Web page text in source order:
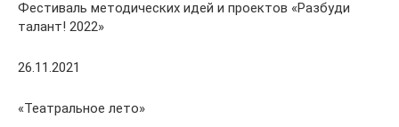
Фестиваль методических идей и проектов «Разбуди
талант! 2022»
26.11.2021
«Театральное лето»